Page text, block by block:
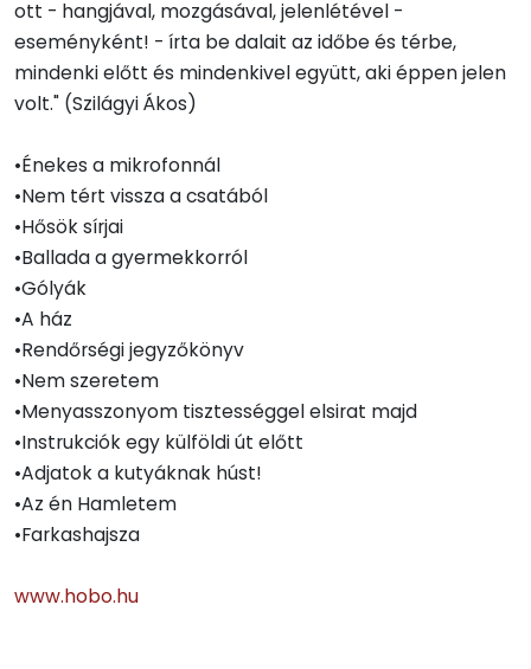
ott - hangjával, mozgásával, jelenlétével -
eseményként! - írta be dalait az időbe és térbe,
mindenki előtt és mindenkivel együtt, aki éppen jelen
volt." (Szilágyi Ákos)
•Énekes a mikrofonnál
•Nem tért vissza a csatából
•Hősök sírjai
•Ballada a gyermekkorról
•Gólyák
•A ház
•Rendőrségi jegyzőkönyv
•Nem szeretem
•Menyasszonyom tisztességgel elsirat majd
•Instrukciók egy külföldi út előtt
•Adjatok a kutyáknak húst!
•Az én Hamletem
•Farkashajsza
www.hobo.hu